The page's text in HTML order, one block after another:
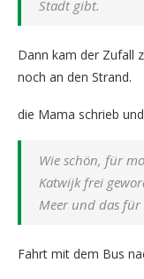
Stadt gibt.
Dann kam der Zufall
noch an den Strand.
die Mama schrieb
Wie schön, für
Katwijk frei
Meer und das für
Fahrt mit dem Bus